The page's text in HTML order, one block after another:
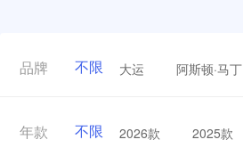
品牌 不限 大运 阿斯顿·马丁
年款 不限 2026款 2025款